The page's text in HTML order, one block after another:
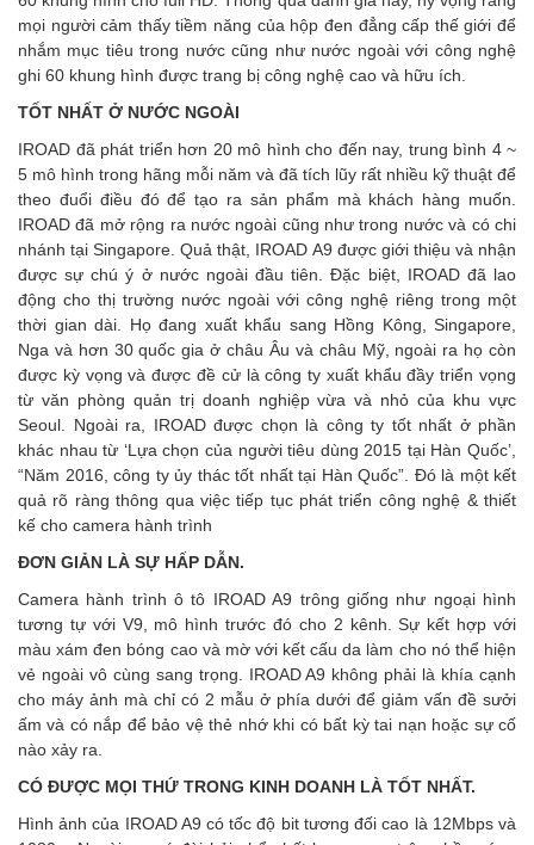
mọi người cảm thấy tiềm năng của hộp đen đẳng cấp thế giới để
nhắm mục tiêu trong nước cũng như nước ngoài với công nghệ
ghi 60 khung hình được trang bị công nghệ cao và hữu ích.
TỐT NHẤT Ở NƯỚC NGOÀI
IROAD đã phát triển hơn 20 mô hình cho đến nay, trung bình 4 ~
5 mô hình trong hãng mỗi năm và đã tích lũy rất nhiều kỹ thuật để
theo đuổi điều đó để tạo ra sản phẩm mà khách hàng muốn.
IROAD đã mở rộng ra nước ngoài cũng như trong nước và có chi
nhánh tại Singapore. Quả thật, IROAD A9 được giới thiệu và nhận
được sự chú ý ở nước ngoài đầu tiên. Đặc biệt, IROAD đã lao
động cho thị trường nước ngoài với công nghệ riêng trong một
thời gian dài. Họ đang xuất khẩu sang Hồng Kông, Singapore,
Nga và hơn 30 quốc gia ở châu Âu và châu Mỹ, ngoài ra họ còn
được kỳ vọng và được đề cử là công ty xuất khẩu đầy triển vọng
từ văn phòng quản trị doanh nghiệp vừa và nhỏ của khu vực
Seoul. Ngoài ra, IROAD được chọn là công ty tốt nhất ở phần
khác nhau từ ‘Lựa chọn của người tiêu dùng 2015 tại Hàn Quốc’,
“Năm 2016, công ty ủy thác tốt nhất tại Hàn Quốc”. Đó là một kết
quả rõ ràng thông qua việc tiếp tục phát triển công nghệ & thiết
kế cho camera hành trình
ĐƠN GIẢN LÀ SỰ HẤP DẪN.
Camera hành trình ô tô IROAD A9 trông giống như ngoại hình
tương tự với V9, mô hình trước đó cho 2 kênh. Sự kết hợp với
màu xám đen bóng cao và mờ với kết cấu da làm cho nó thể hiện
vẻ ngoài vô cùng sang trọng. IROAD A9 không phải là khía cạnh
cho máy ảnh mà chỉ có 2 mẫu ở phía dưới để giảm vấn đề sưởi
ấm và có nắp để bảo vệ thẻ nhớ khi có bất kỳ tai nạn hoặc sự cố
nào xảy ra.
CÓ ĐƯỢC MỌI THỨ TRONG KINH DOANH LÀ TỐT NHẤT.
Hình ảnh của IROAD A9 có tốc độ bit tương đối cao là 12Mbps và